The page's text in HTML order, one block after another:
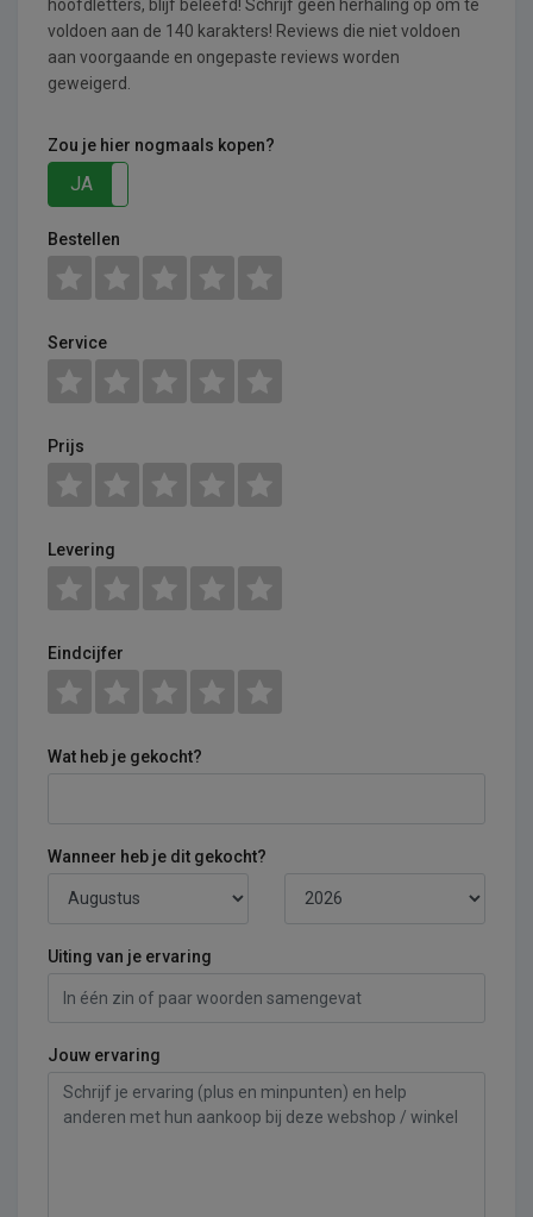
hoofdletters, blijf beleefd! Schrijf geen herhaling op om te
voldoen aan de 140 karakters! Reviews die niet voldoen
aan voorgaande en ongepaste reviews worden
geweigerd.
Zou je hier nogmaals kopen?
JA
Bestellen
Service
Prijs
Levering
Eindcijfer
Wat heb je gekocht?
Wanneer heb je dit gekocht?
Uiting van je ervaring
Jouw ervaring